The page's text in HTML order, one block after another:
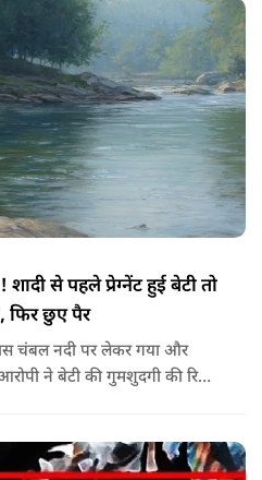
से पहले प्रेग्नेंट हुई बेटी तो
फिर छुए पैर
चंबल नदी पर लेकर गया और
ने बेटी की गुमशुदगी की रिपोर्ट